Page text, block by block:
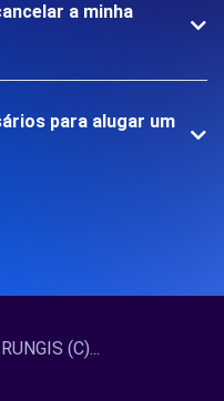
a minha
para alugar um
(C)...